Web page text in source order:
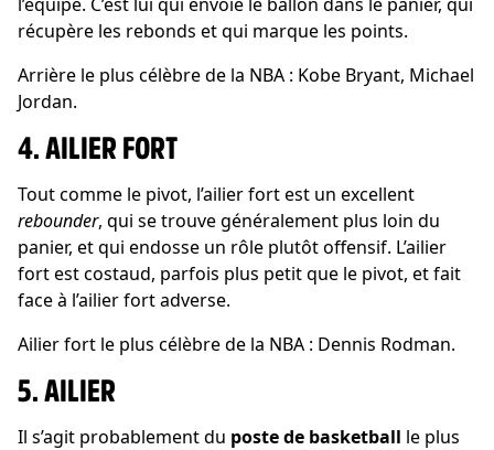
récupère les rebonds et qui marque les points.
Arrière le plus célèbre de la NBA : Kobe Bryant, Michael
Jordan.
4. AILIER FORT
Tout comme le pivot, l’ailier fort est un excellent
rebounder, qui se trouve généralement plus loin du
panier, et qui endosse un rôle plutôt offensif. L’ailier
fort est costaud, parfois plus petit que le pivot, et fait
face à l’ailier fort adverse.
Ailier fort le plus célèbre de la NBA : Dennis Rodman.
5. AILIER
Il s’agit probablement du poste de basketball le plus